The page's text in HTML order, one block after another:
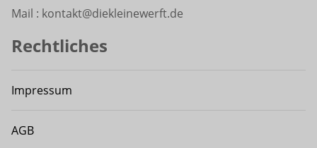
Mail : kontakt@diekleinewerft.de
Rechtliches
Impressum
AGB